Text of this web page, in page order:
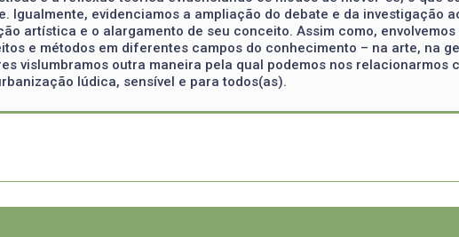
Igualmente, evidenciamos a ampliação do debate e da investigação
artística e o alargamento de seu conceito. Assim como,
e métodos em diferentes campos do conhecimento – na arte, na
vislumbramos outra maneira pela qual podemos nos relacionarmos
lúdica, sensível e para todos(as).